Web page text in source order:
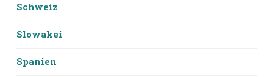
Schweiz
Slowakei
Spanien